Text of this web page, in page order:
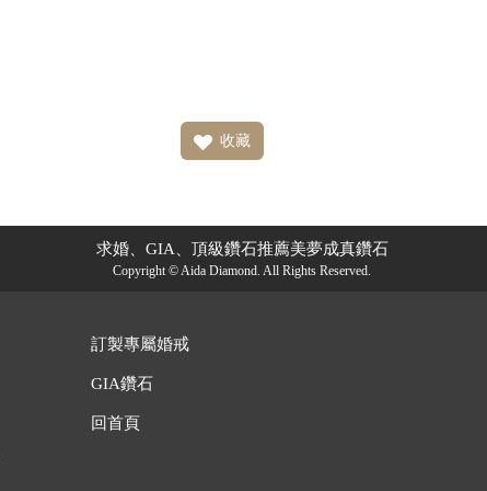
收藏
求婚、GIA、頂級鑽石推薦美夢成真鑽石
Copyright © Aida Diamond. All Rights Reserved.
訂製專屬婚戒
GIA鑽石
回首頁